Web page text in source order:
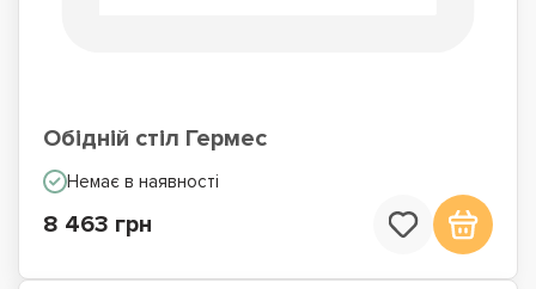
Обідній стіл Гермес
Немає в наявності
8 463 грн